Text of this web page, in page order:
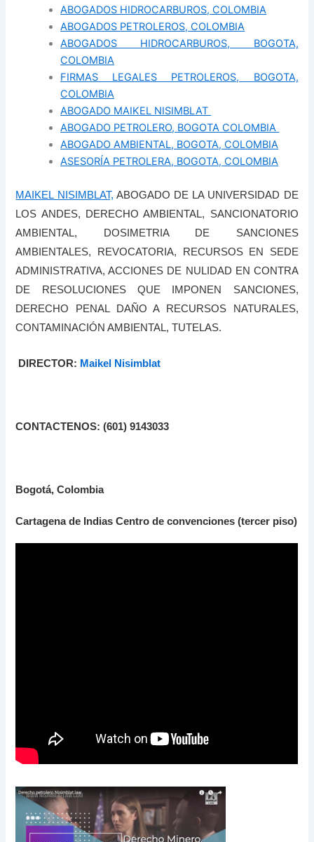
ABOGADOS HIDROCARBUROS, COLOMBIA
ABOGADOS PETROLEROS, COLOMBIA
ABOGADOS HIDROCARBUROS, BOGOTA,
COLOMBIA
FIRMAS LEGALES PETROLEROS, BOGOTA,
COLOMBIA
ABOGADO MAIKEL NISIMBLAT
ABOGADO PETROLERO, BOGOTA COLOMBIA
ABOGADO AMBIENTAL, BOGOTA, COLOMBIA
ASESORÍA PETROLERA, BOGOTA, COLOMBIA
MAIKEL NISIMBLAT, ABOGADO DE LA UNIVERSIDAD DE
LOS ANDES, DERECHO AMBIENTAL, SANCIONATORIO
AMBIENTAL, DOSIMETRIA DE SANCIONES
AMBIENTALES, REVOCATORIA, RECURSOS EN SEDE
ADMINISTRATIVA, ACCIONES DE NULIDAD EN CONTRA
DE RESOLUCIONES QUE IMPONEN SANCIONES,
DERECHO PENAL DAÑO A RECURSOS NATURALES,
CONTAMINACIÓN AMBIENTAL, TUTELAS.
DIRECTOR: Maikel Nisimblat
CONTACTENOS: (601) 9143033
Bogotá, Colombia
Cartagena de Indias Centro de convenciones (tercer piso)